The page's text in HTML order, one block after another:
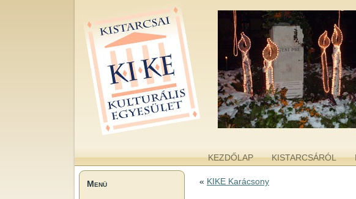
KEZDŐLAP KISTARCSÁRÓL
Menü « KIKE Karácsony